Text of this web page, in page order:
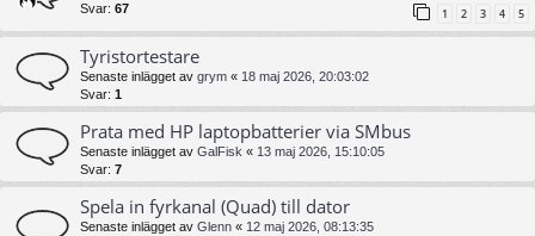
Svar: 67 1 2 3 4 5
Tyristortestare
Senaste inlägget av grym « 18 maj 2026, 20:03:02
Svar: 1
Prata med HP laptopbatterier via SMbus
Senaste inlägget av GalFisk « 13 maj 2026, 15:10:05
Svar: 7
Spela in fyrkanal (Quad) till dator
Senaste inlägget av Glenn « 12 maj 2026, 08:13:35